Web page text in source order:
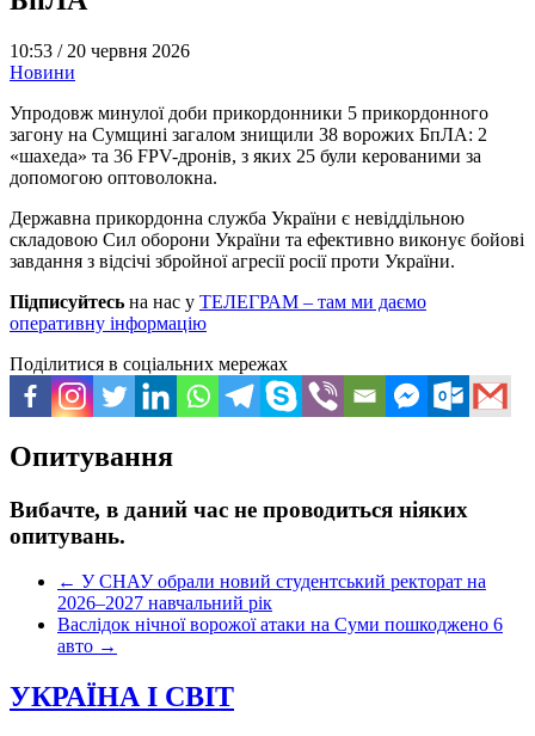
10:53 / 20 червня 2026
Новини
Упродовж минулої доби прикордонники 5 прикордонного
загону на Сумщині загалом знищили 38 ворожих БпЛА: 2
«шахеда» та 36 FPV-дронів, з яких 25 були керованими за
допомогою оптоволокна.
Державна прикордонна служба України є невіддільною
складовою Сил оборони України та ефективно виконує бойові
завдання з відсічі збройної агресії росії проти України.
Підписуйтесь на нас у ТЕЛЕГРАМ – там ми даємо
оперативну інформацію
Поділитися в соціальних мережах
Опитування
Вибачте, в даний час не проводиться ніяких
опитувань.
← У СНАУ обрали новий студентський ректорат на
2026–2027 навчальний рік
Васлідок нічної ворожої атаки на Суми пошкоджено 6
авто →
УКРАЇНА І СВІТ